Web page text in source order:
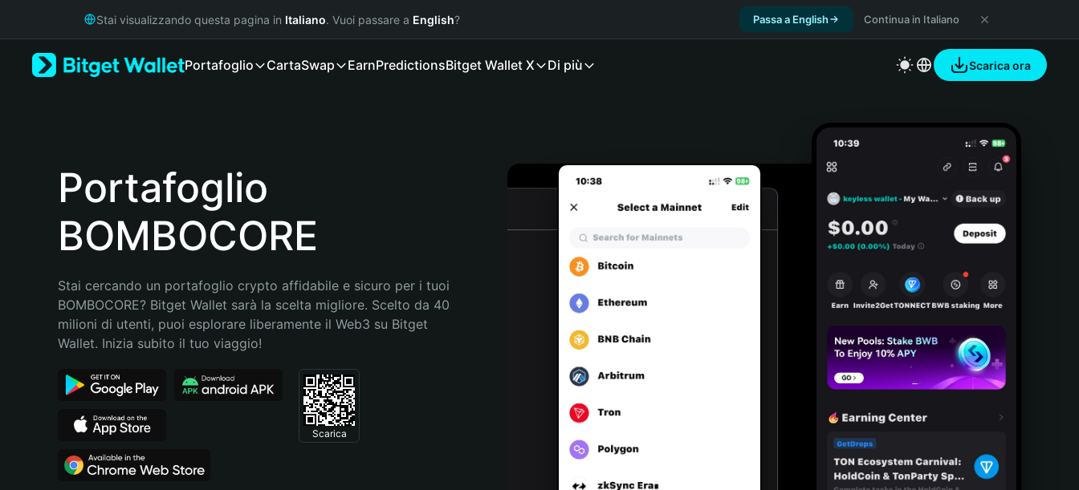
Русский
Português (Portugal)
Bahasa Indonesia
Português (Brasil)
Stai visualizzando questa pagina in Italiano. Vuoi passare a English? Passa a English Continua in Italiano
Portafoglio CartaSwap EarnPredictionsBitget Wallet X Di più Scarica ora
Portafoglio
BOMBOCORE
Stai cercando un portafoglio crypto affidabile e sicuro per i tuoi
BOMBOCORE? Bitget Wallet sarà la scelta migliore. Scelto da 40
milioni di utenti, puoi esplorare liberamente il Web3 su Bitget
Wallet. Inizia subito il tuo viaggio!
Scarica